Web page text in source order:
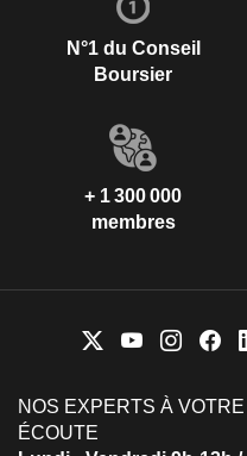
N°1 du Conseil
Boursier
+ 1 300 000
membres
NOS EXPERTS À VOTRE
ÉCOUTE